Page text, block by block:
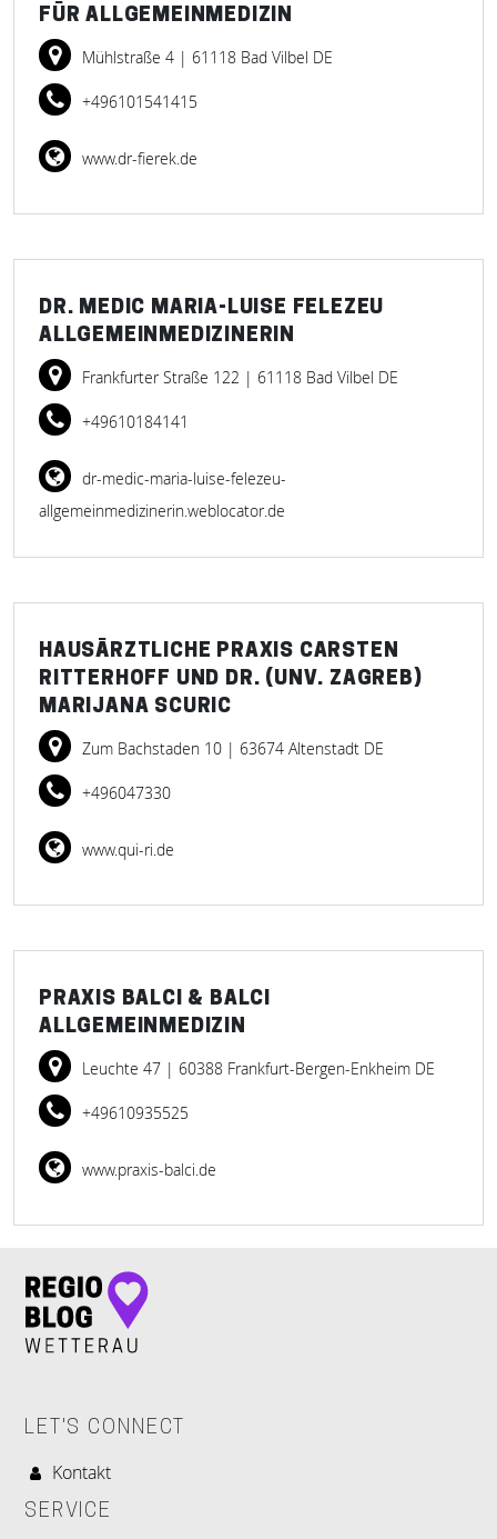
FÜR ALLGEMEINMEDIZIN
Mühlstraße 4 | 61118 Bad Vilbel DE
+496101541415
www.dr-fierek.de
DR. MEDIC MARIA-LUISE FELEZEU
ALLGEMEINMEDIZINERIN
Frankfurter Straße 122 | 61118 Bad Vilbel DE
+49610184141
dr-medic-maria-luise-felezeu-
allgemeinmedizinerin.weblocator.de
HAUSÄRZTLICHE PRAXIS CARSTEN
RITTERHOFF UND DR. (UNV. ZAGREB)
MARIJANA SCURIC
Zum Bachstaden 10 | 63674 Altenstadt DE
+496047330
www.qui-ri.de
PRAXIS BALCI & BALCI
ALLGEMEINMEDIZIN
Leuchte 47 | 60388 Frankfurt-Bergen-Enkheim DE
+49610935525
www.praxis-balci.de
LET'S CONNECT
Kontakt
SERVICE